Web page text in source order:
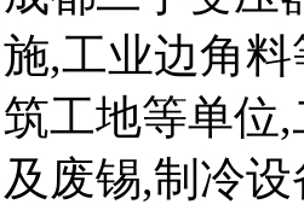
施,工业边角
筑工地等单位
及废锡,制冷